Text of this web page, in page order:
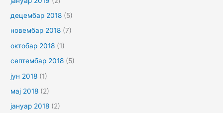
децембар 2018 (5)
новембар 2018 (7)
октобар 2018 (1)
септембар 2018 (5)
јун 2018 (1)
мај 2018 (2)
јануар 2018 (2)